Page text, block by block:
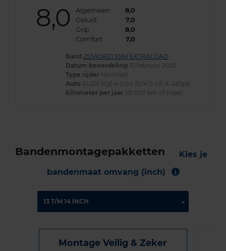
8,0 Algemeen
8,0
Geluid
7,0
Grip
8,0
Comfort
7,0
Band 255/45R21 106V EXTRALOAD
Datum beoordeling 10 februari 2025
Type rijder Normaal
Auto AUDI SQ6 e-tron SUV 0-cil. A 489pk
Kilometer per jaar 50.000 km of meer
Bandenmontagepakketten
Kies je
bandenmaat omvang (inch)
Montage Veilig & Zeker